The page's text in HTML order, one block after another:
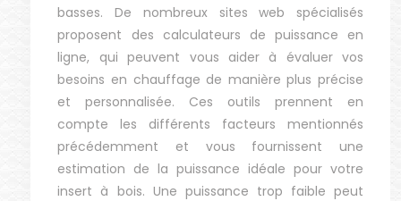
basses. De nombreux sites web spécialisés
proposent des calculateurs de puissance en
ligne, qui peuvent vous aider à évaluer vos
besoins en chauffage de manière plus précise
et personnalisée. Ces outils prennent en
compte les différents facteurs mentionnés
précédemment et vous fournissent une
estimation de la puissance idéale pour votre
insert à bois. Une puissance trop faible peut